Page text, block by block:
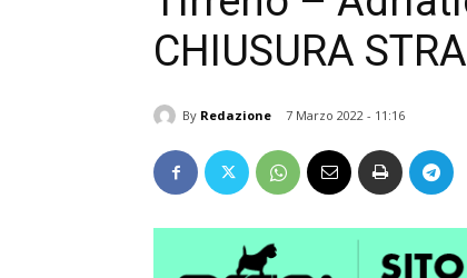
CHIUSURA
By Redazione 7 Marzo 2022 - 11:16